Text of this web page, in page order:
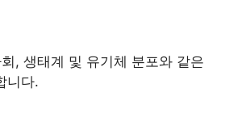
, 생태계 및 유기체 분포와 같은
니다.